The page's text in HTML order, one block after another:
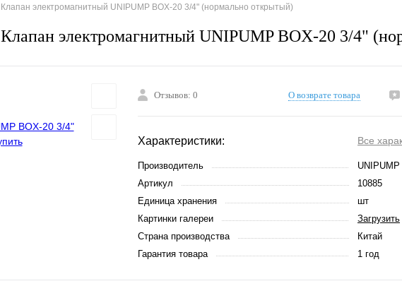
Клапан электромагнитный UNIPUMP BОX-20 3/4" (нормально открытый)
Клапан электромагнитный UNIPUMP BОX-20 3/4"
Отзывов: 0 О возврате товара
Характеристики: Все
Производитель
UNIPUMP
Артикул
10885
Единица хранения
шт
Картинки галереи
Загрузить
Страна производства
Китай
Гарантия товара
1 год